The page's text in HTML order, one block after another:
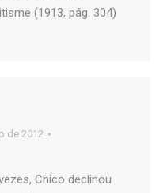
(1913, pág. 304)
de 2012
Chico declinou